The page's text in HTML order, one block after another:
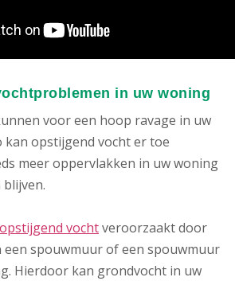
in uw woning
voor een hoop ravage in uw
kan opstijgend vocht er toe
meer oppervlakken in uw woning
opstijgend vochtveroorzaakt door
spouwmuur of een spouwmuur
Hierdoor kan grondvocht in uw